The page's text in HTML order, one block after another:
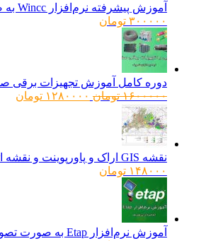
آموزش پیشرفته نرم‌افزار Wincc به صورت تصویری
۳۰۰۰۰۰ تومان
دوره کامل آموزش تجهیزات برقی صنعتی
۱۶۰۰۰۰۰ تومانقیمت
۱۲۸۰۰۰۰ تومانقیمت
نقشه GIS اراک و پاورپوینت و نقشه اتوکد طرح جامع اراک
۱۴۸۰۰۰ تومان
آموزش نرم‌افزار Etap به صورت تصویری